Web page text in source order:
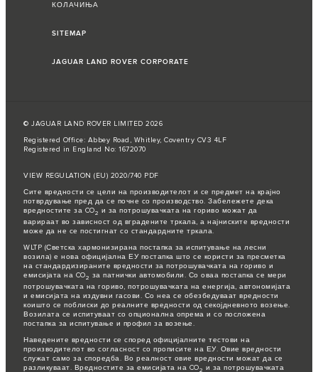
КОЛАЧИЊА
SITEMAP
JAGUAR LAND ROVER CORPORATE
© JAGUAR LAND ROVER LIMITED 2026
Registered Office: Abbey Road, Whitley, Coventry CV3 4LF
Registered in England No: 1672070
VIEW REGULATION (EU) 2020/740 PDF
Сите вредности се цели на производителот и се предмет на крајно
потврдување пред да се почне со производство. Забележете дека
вредностите за CO2 и за потрошувачката на гориво можат да
варираат во зависност од вградените тркала, а најниските вредности
може да не се постигнат со стандардните тркала.
WLTP (Светска хармонизирана постапка за испитување на лесни
возила) е нова официјална ЕУ постапка што се користи за пресметка
на стандардизираните вредности за потрошувачката на гориво и
емисијата на CO2 за патнички автомобили. Со оваа постапка се мери
потрошувачката на гориво, потрошувачката на енергија, автономијата
и емисијата на издувни гасови. Со неа се обезбедуваат вредности
коишто се поблиски до реалните вредности од секојдневното возење.
Возилата се испитуваат со опционална опрема и со посложена
постапка за испитување и профил за возење.
Наведените вредности се според официјалните тестови на
производителот во согласност со прописите на ЕУ. Овие вредности
служат само за споредба. Во реалност овие вредности можат да се
разликуваат. Вредностите за емисијата на CO2 и за потрошувачката